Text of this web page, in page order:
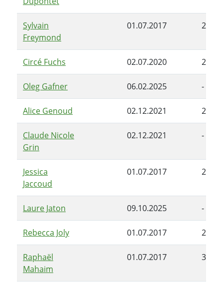
Sylvain
Freymond
01.07.2017
Circé Fuchs 02.07.2020
Oleg Gafner 06.02.2025 -
Alice Genoud 02.12.2021
Claude Nicole
Grin
02.12.2021 -
Jessica
Jaccoud
01.07.2017
Laure Jaton 09.10.2025 -
Rebecca Joly 01.07.2017
Raphaël
Mahaim
01.07.2017